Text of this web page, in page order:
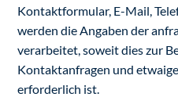
Kontaktformular, E-Mail,
werden die Angaben der
verarbeitet, soweit dies zur
Kontaktanfragen und
erforderlich ist.